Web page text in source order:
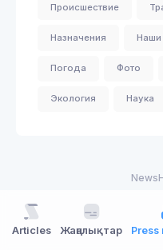
Происшествие
Назначения Наши
Погода Фото
Экология Наука
Articles Жаңалықтар Press